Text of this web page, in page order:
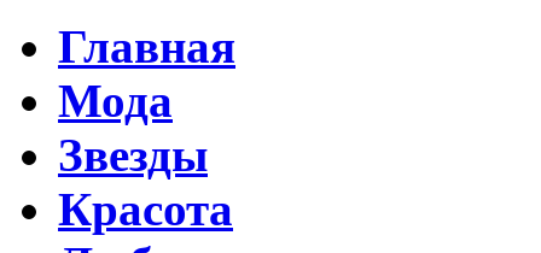
Главная
Мода
Звезды
Красота